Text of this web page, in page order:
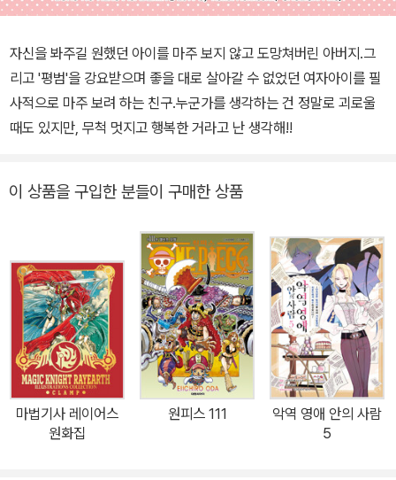
자신을 봐주길 원했던 아이를 마주 보지 않고 도망쳐버린 아버지.그
리고 '평범'을 강요받으며 좋을 대로 살아갈 수 없었던 여자아이를 필
사적으로 마주 보려 하는 친구.누군가를 생각하는 건 정말로 괴로울
때도 있지만, 무척 멋지고 행복한 거라고 난 생각해!!
이 상품을 구입한 분들이 구매한 상품
마법기사 레이어스
원화집
원피스 111
악역 영애 안의 사람
5